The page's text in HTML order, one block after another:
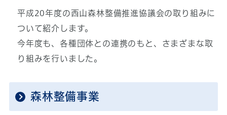
平成20年度の西山森林整備推進協議会の取り組みに
ついて紹介します。
今年度も、各種団体との連携のもと、さまざまな取
り組みを行いました。
森林整備事業